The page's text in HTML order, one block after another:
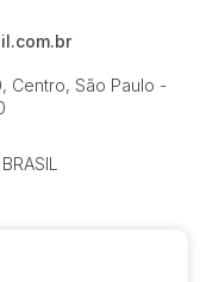
Centro, São Paulo -